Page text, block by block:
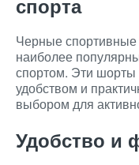
спорта
Черные
наиболее
спортом. Эти шорты
удобством и
выбором для
Удобство и